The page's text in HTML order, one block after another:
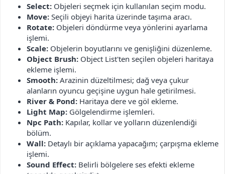
Select: Objeleri seçmek için kullanılan seçim modu.
Move: Seçili objeyi harita üzerinde taşıma aracı.
Rotate: Objeleri döndürme veya yönlerini ayarlama
işlemi.
Scale: Objelerin boyutlarını ve genişliğini düzenleme.
Object Brush: Object List'ten seçilen objeleri haritaya
ekleme işlemi.
Smooth: Arazinin düzeltilmesi; dağ veya çukur
alanların oyuncu geçişine uygun hale getirilmesi.
River & Pond: Haritaya dere ve göl ekleme.
Light Map: Gölgelendirme işlemleri.
Npc Path: Kapılar, kollar ve yolların düzenlendiği
bölüm.
Wall: Detaylı bir açıklama yapacağım; çarpışma ekleme
işlemi.
Sound Effect: Belirli bölgelere ses efekti ekleme